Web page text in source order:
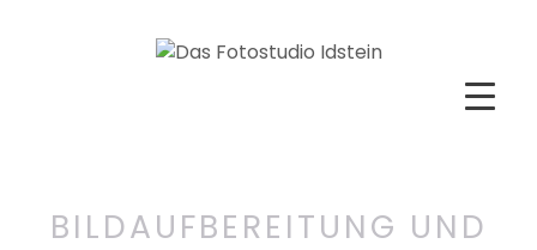
BILDAUFBEREITUNG UND